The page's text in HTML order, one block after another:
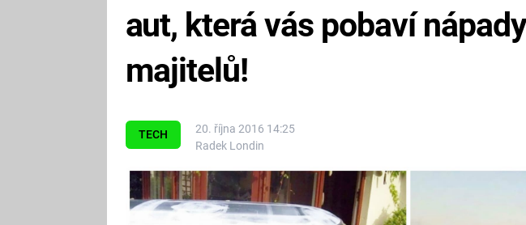
TECH
20. října 2016 14:25
Radek Londin
aut, která vás pobaví
majitelů!